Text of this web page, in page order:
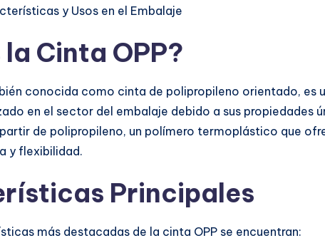
y Usos en el Embalaje
la Cinta OPP?
conocida como cinta de polipropileno orientado, es
en el sector del embalaje debido a sus propiedades
de polipropileno, un polímero termoplástico que
y flexibilidad.
Principales
más destacadas de la cinta OPP se encuentran: